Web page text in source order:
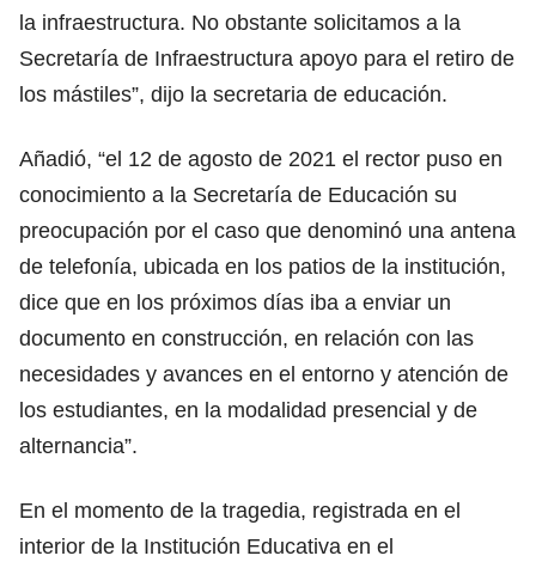
la infraestructura. No obstante solicitamos a la
Secretaría de Infraestructura apoyo para el retiro de
los mástiles”, dijo la secretaria de educación.
Añadió, “el 12 de agosto de 2021 el rector puso en
conocimiento a la Secretaría de Educación su
preocupación por el caso que denominó una antena
de telefonía, ubicada en los patios de la institución,
dice que en los próximos días iba a enviar un
documento en construcción, en relación con las
necesidades y avances en el entorno y atención de
los estudiantes, en la modalidad presencial y de
alternancia”.
En el momento de la tragedia, registrada en el
interior de la Institución Educativa en el